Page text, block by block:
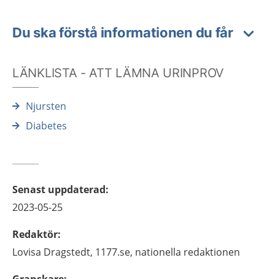
Du ska förstå informationen du får
LÄNKLISTA - ATT LÄMNA URINPROV
Njursten
Diabetes
Senast uppdaterad:
2023-05-25
Redaktör:
Lovisa Dragstedt, 1177.se, nationella redaktionen